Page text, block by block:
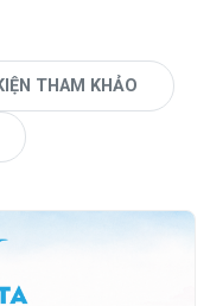
THAM KHẢO